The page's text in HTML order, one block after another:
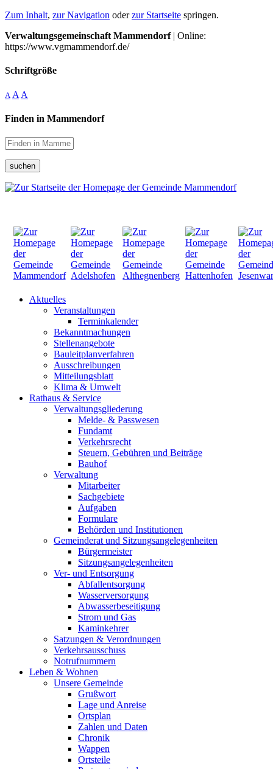
Zum Inhalt, zur Navigation oderzur Startseite springen.
Verwaltungsgemeinschaft Mammendorf| Online:
https://www.vgmammendorf.de/
Schriftgröße
A A A
Finden in Mammendorf
suchen
Aktuelles
Veranstaltungen
Terminkalender
Bekanntmachungen
Stellenangebote
Bauleitplanverfahren
Ausschreibungen
Mitteilungsblatt
Klima & Umwelt
Rathaus & Service
Verwaltungsgliederung
Melde- & Passwesen
Fundamt
Verkehrsrecht
Steuern, Gebühren und Beiträge
Bauhof
Verwaltung
Mitarbeiter
Sachgebiete
Aufgaben
Formulare
Behörden und Institutionen
Gemeinderat und Sitzungsangelegenheiten
Bürgermeister
Sitzungsangelegenheiten
Ver- und Entsorgung
Abfallentsorgung
Wasserversorgung
Abwasserbeseitigung
Strom und Gas
Kaminkehrer
Satzungen & Verordnungen
Verkehrsausschuss
Notrufnummern
Leben & Wohnen
Unsere Gemeinde
Grußwort
Lage und Anreise
Ortsplan
Zahlen und Daten
Chronik
Wappen
Ortsteile